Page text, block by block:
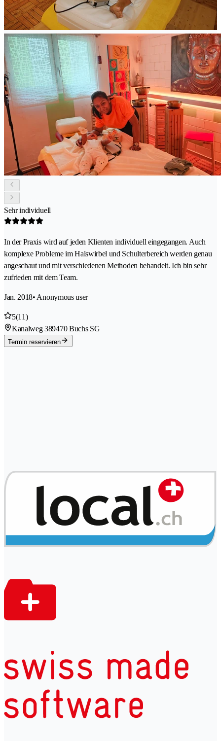
Sehr individuell
In der Praxis wird auf jeden Klienten individuell eingegangen. Auch
komplexe Probleme im Halswirbel und Schulterbereich werden genau
angeschaut und mit verschiedenen Methoden behandelt. Ich bin sehr
zufrieden mit dem Team.
Jan. 2018• Anonymous user
5(11)
Kanalweg 389470 Buchs SG
Termin reservieren